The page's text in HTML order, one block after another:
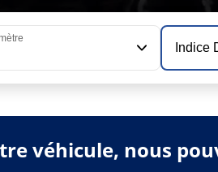
Indice
véhicule, nous